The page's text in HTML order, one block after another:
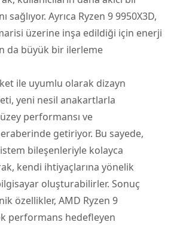
sağlıyor. Ayrıca Ryzen 9 9950X3D,
üzerine inşa edildiği için enerji
da büyük bir ilerleme
ile uyumlu olarak dizayn
yeni nesil anakartlarla
performansı ve
getiriyor. Bu sayede,
bileşenleriyle kolayca
kendi ihtiyaçlarına yönelik
oluşturabilirler. Sonuç
özellikler, AMD Ryzen 9
performans hedefleyen